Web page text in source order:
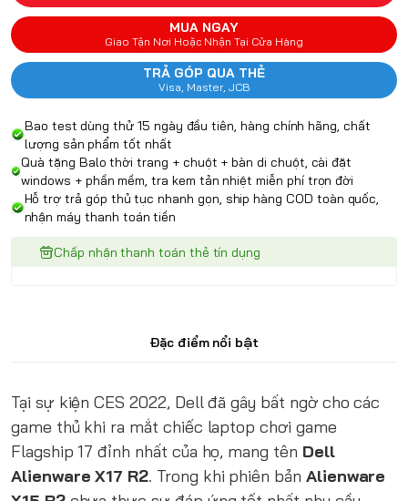
MUA NGAY
Giao Tận Nơi Hoặc Nhận Tại Cửa Hàng
TRẢ GÓP QUA THẺ
Visa, Master, JCB
Bao test dùng thử 15 ngày đầu tiên, hàng chính hãng, chất
lượng sản phẩm tốt nhất
Quà tặng Balo thời trang + chuột + bàn di chuột, cài đặt
windows + phần mềm, tra kem tản nhiệt miễn phí trọn đời
Hỗ trợ trả góp thủ tục nhanh gọn, ship hàng COD toàn quốc,
nhận máy thanh toán tiền
Chấp nhận thanh toán thẻ tín dụng
Đặc điểm nổi bật
Tại sự kiện CES 2022, Dell đã gây bất ngờ cho các
game thủ khi ra mắt chiếc laptop chơi game
Flagship 17 đỉnh nhất của họ, mang tên Dell
Alienware X17 R2. Trong khi phiên bản Alienware